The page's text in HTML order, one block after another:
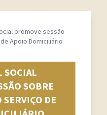
promove sessão
Apoio Domiciliário
SOCIAL
SOBRE
SERVIÇO DE